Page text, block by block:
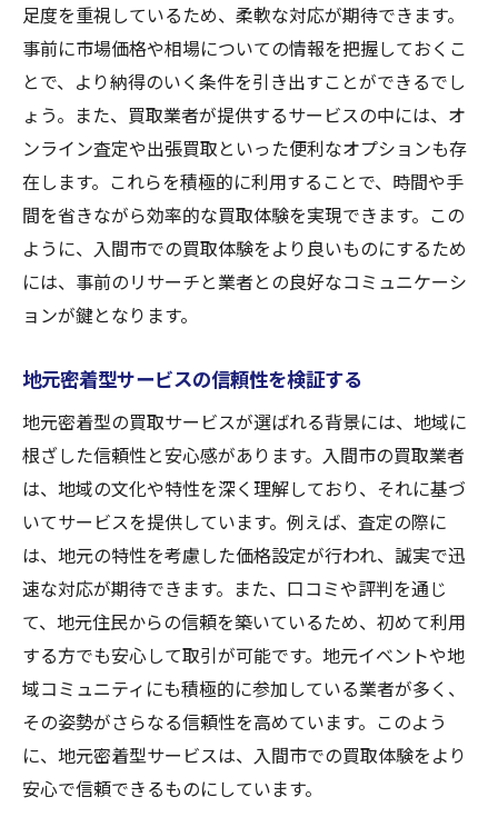
地域密着型の買取業者が選ばれる理由
入間市の文化に根ざした買取サービスの魅
力
入間市の買取ニーズに応える柔軟なサービス展
開を探る
柔軟なサービス展開が買取ニーズに応える
理由
入間市の多様なニーズに応える業者の戦略
買取業者が提供するカスタマイズされたサ
入間市で柔軟な対応を可能にする取り組み
地域のニーズを反映したサービスの進化
柔軟な買取サービスが生む新たな価値
足度を重視しているため、柔軟な対応が期待できます。
事前に市場価格や相場についての情報を把握しておくこ
とで、より納得のいく条件を引き出すことができるでし
ょう。また、買取業者が提供するサービスの中には、オ
ンライン査定や出張買取といった便利なオプションも存
在します。これらを積極的に利用することで、時間や手
間を省きながら効率的な買取体験を実現できます。この
ように、入間市での買取体験をより良いものにするため
には、事前のリサーチと業者との良好なコミュニケーシ
ョンが鍵となります。
地元密着型サービスの信頼性を検証する
地元密着型の買取サービスが選ばれる背景には、地域に
根ざした信頼性と安心感があります。入間市の買取業者
は、地域の文化や特性を深く理解しており、それに基づ
いてサービスを提供しています。例えば、査定の際に
は、地元の特性を考慮した価格設定が行われ、誠実で迅
速な対応が期待できます。また、口コミや評判を通じ
て、地元住民からの信頼を築いているため、初めて利用
する方でも安心して取引が可能です。地元イベントや地
域コミュニティにも積極的に参加している業者が多く、
その姿勢がさらなる信頼性を高めています。このよう
に、地元密着型サービスは、入間市での買取体験をより
安心で信頼できるものにしています。